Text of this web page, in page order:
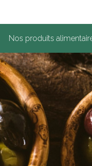
Nos produits